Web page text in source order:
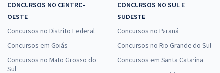
CONCURSOS NO CENTRO-
OESTE
Concursos no Distrito Federal
Concursos em Goiás
Concursos no Mato Grosso do
Sul
CONCURSOS NO SUL E
SUDESTE
Concursos no Paraná
Concursos no Rio Grande do Sul
Concursos em Santa Catarina